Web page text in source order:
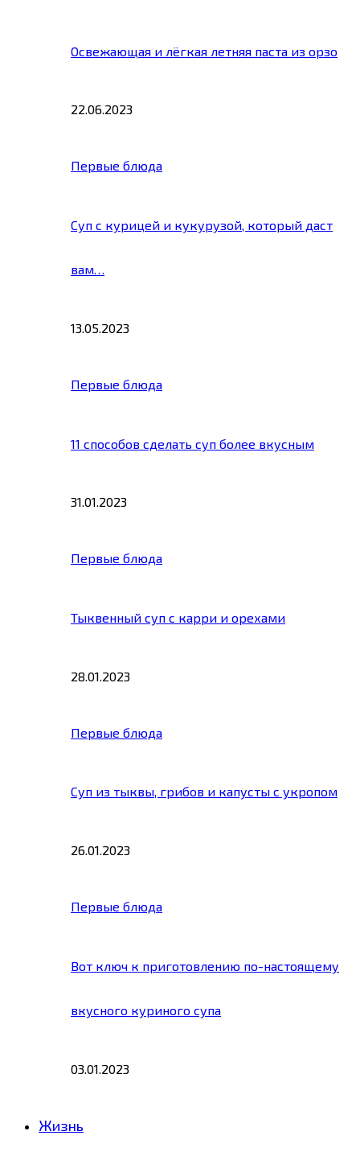
Освежающая и лёгкая летняя паста из орзо
22.06.2023
Первые блюда
Суп с курицей и кукурузой, который даст
вам…
13.05.2023
Первые блюда
11 способов сделать суп более вкусным
31.01.2023
Первые блюда
Тыквенный суп с карри и орехами
28.01.2023
Первые блюда
Суп из тыквы, грибов и капусты с укропом
26.01.2023
Первые блюда
Вот ключ к приготовлению по-настоящему
вкусного куриного супа
03.01.2023
Жизнь